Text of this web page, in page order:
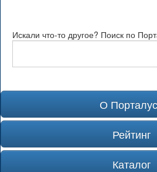
Искали что-то другое? Поиск по
О
Рейтинг
Каталог